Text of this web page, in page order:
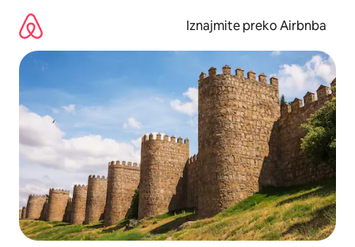
sadržaj
Iznajmite preko Airbnba